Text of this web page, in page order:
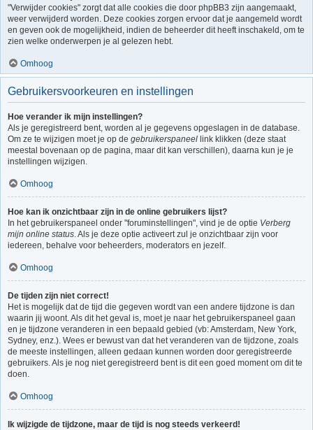
"Verwijder cookies" zorgt dat alle cookies die door phpBB3 zijn aangemaakt,
weer verwijderd worden. Deze cookies zorgen ervoor dat je aangemeld wordt
en geven ook de mogelijkheid, indien de beheerder dit heeft inschakeld, om te
zien welke onderwerpen je al gelezen hebt.
Omhoog
Gebruikersvoorkeuren en instellingen
Hoe verander ik mijn instellingen?
Als je geregistreerd bent, worden al je gegevens opgeslagen in de database.
Om ze te wijzigen moet je op de gebruikerspaneel link klikken (deze staat
meestal bovenaan op de pagina, maar dit kan verschillen), daarna kun je je
instellingen wijzigen.
Omhoog
Hoe kan ik onzichtbaar zijn in de online gebruikers lijst?
In het gebruikerspaneel onder "foruminstellingen", vind je de optie Verberg
mijn online status. Als je deze optie activeert zul je onzichtbaar zijn voor
iedereen, behalve voor beheerders, moderators en jezelf.
Omhoog
De tijden zijn niet correct!
Het is mogelijk dat de tijd die gegeven wordt van een andere tijdzone is dan
waarin jij woont. Als dit het geval is, moet je naar het gebruikerspaneel gaan
en je tijdzone veranderen in een bepaald gebied (vb: Amsterdam, New York,
Sydney, enz.). Wees er bewust van dat het veranderen van de tijdzone, zoals
de meeste instellingen, alleen gedaan kunnen worden door geregistreerde
gebruikers. Als je nog niet geregistreerd bent is dit een goed moment om dit te
doen.
Omhoog
Ik wijzigde de tijdzone, maar de tijd is nog steeds verkeerd!